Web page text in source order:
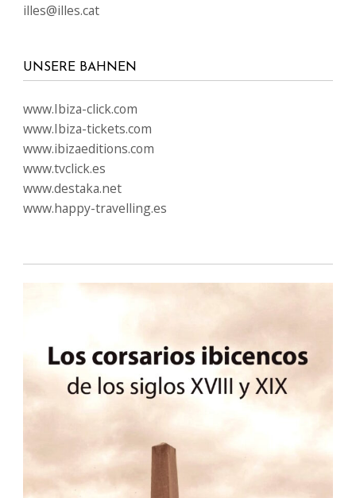
illes@illes.cat
UNSERE BAHNEN
www.Ibiza-click.com
www.Ibiza-tickets.com
www.ibizaeditions.com
www.tvclick.es
www.destaka.net
www.happy-travelling.es